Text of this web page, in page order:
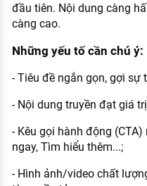
đầu tiên. Nội dung càng
càng cao.
Những yếu tố cần chú ý:
- Tiêu đề ngắn gọn, gợi sự
- Nội dung truyền đạt giá
- Kêu gọi hành động
ngay, Tìm hiểu thêm...;
- Hình ảnh/video chất